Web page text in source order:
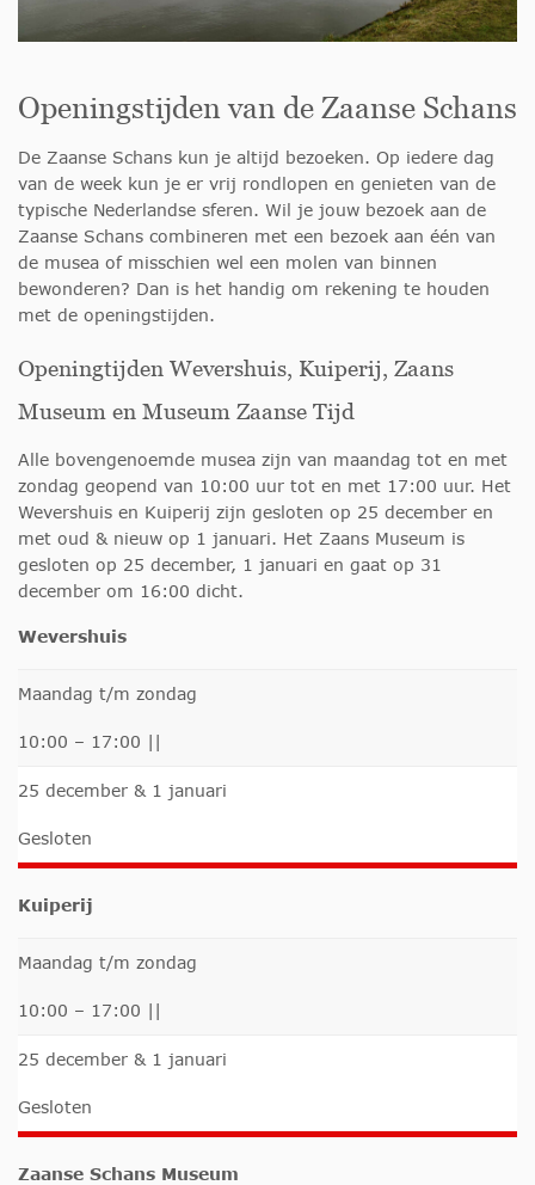
Openingstijden van de Zaanse Schans
De Zaanse Schans kun je altijd bezoeken. Op iedere dag
van de week kun je er vrij rondlopen en genieten van de
typische Nederlandse sferen. Wil je jouw bezoek aan de
Zaanse Schans combineren met een bezoek aan één van
de musea of misschien wel een molen van binnen
bewonderen? Dan is het handig om rekening te houden
met de openingstijden.
Openingtijden Wevershuis, Kuiperij, Zaans
Museum en Museum Zaanse Tijd
Alle bovengenoemde musea zijn van maandag tot en met
zondag geopend van 10:00 uur tot en met 17:00 uur. Het
Wevershuis en Kuiperij zijn gesloten op 25 december en
met oud & nieuw op 1 januari. Het Zaans Museum is
gesloten op 25 december, 1 januari en gaat op 31
december om 16:00 dicht.
Wevershuis
Maandag t/m zondag
10:00 – 17:00 ||
25 december & 1 januari
Gesloten
Kuiperij
Maandag t/m zondag
10:00 – 17:00 ||
25 december & 1 januari
Gesloten
Zaanse Schans Museum